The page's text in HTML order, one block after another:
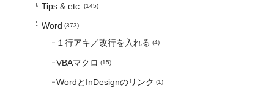
Tips & etc. (145)
Word (373)
１行アキ／改行を入れる (4)
VBAマクロ (15)
WordとInDesignのリンク (1)